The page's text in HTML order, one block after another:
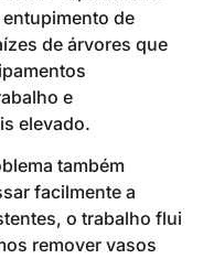
de
de árvores que
e
elevado.
também
facilmente a
o trabalho flui
remover vasos